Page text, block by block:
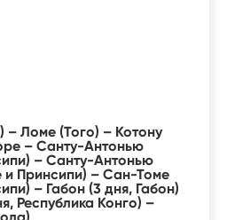
– Ломе (Того) – Котону
– Санту-Антонью
– Санту-Антонью
Принсипи) – Сан-Томе
– Габон (3 дня, Габон)
Республика Конго) –